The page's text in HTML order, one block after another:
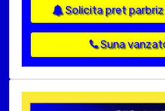
Solicita pret parbriz
Suna